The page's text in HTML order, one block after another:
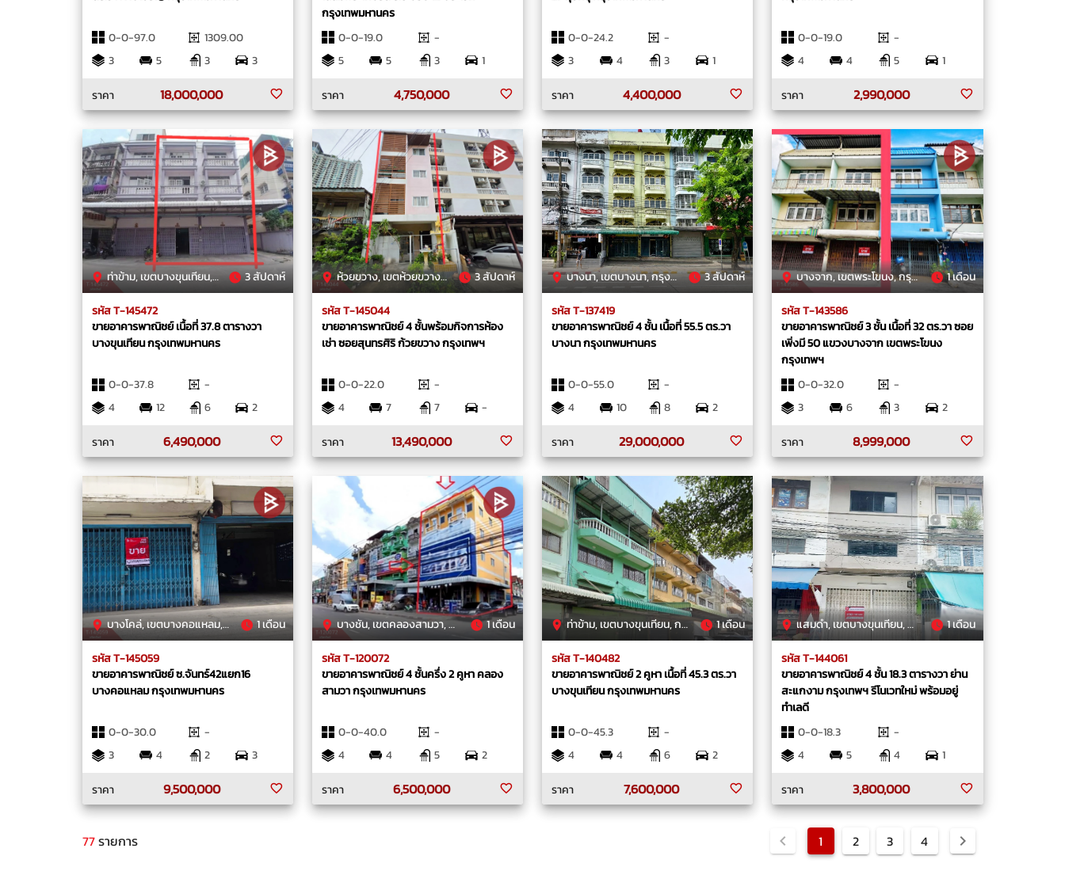
0-0-97.0
1309.00
3
5 3
3
ราคา
18,000,000
กรุงเทพมหานคร
0-0-19.0
-
5
5 3
1
ราคา
4,750,000
0-0-24.2
-
3
4 3
1
ราคา
4,400,000
0-0-19.0
-
4
4 5
1
ราคา
2,990,000
ท่าข้าม, เขตบางขุนเทียน, กรุงเทพมหานคร 3 สัปดาห์
รหัส T-145472
ขายอาคารพาณิชย์ เนื้อที่ 37.8 ตารางวา
บางขุนเทียน กรุงเทพมหานคร
0-0-37.8
-
4
12 6
2
ราคา
6,490,000
ห้วยขวาง, เขตห้วยขวาง, กรุงเทพมหานคร 3 สัปดาห์
รหัส T-145044
ขายอาคารพาณิชย์ 4 ชั้นพร้อมกิจการห้อง
เช่า ซอยสุนทรศิริ ก้วยขวาง กรุงเทพฯ
0-0-22.0
-
4
7 7
-
ราคา
13,490,000
บางนา, เขตบางนา, กรุงเทพมหานคร 3 สัปดาห์
รหัส T-137419
ขายอาคารพาณิชย์ 4 ชั้น เนื้อที่ 55.5 ตร.วา
บางนา กรุงเทพมหานคร
0-0-55.0
-
4
10 8
2
ราคา
29,000,000
บางจาก, เขตพระโขนง, กรุงเทพมหานคร 1 เดือน
รหัส T-143586
ขายอาคารพาณิชย์ 3 ชั้น เนื้อที่ 32 ตร.วา ซอย
เพิ่งมี 50 แขวงบางจาก เขตพระโขนง
กรุงเทพฯ
0-0-32.0
-
3
6 3
2
ราคา
8,999,000
บางโคล่, เขตบางคอแหลม, กรุงเทพมหานคร 1 เดือน
รหัส T-145059
ขายอาคารพาณิชย์ ซ.จันทร์42แยก16
บางคอแหลม กรุงเทพมหานคร
0-0-30.0
-
3
4 2
3
ราคา
9,500,000
บางชัน, เขตคลองสามวา, กรุงเทพมหานคร 1 เดือน
รหัส T-120072
ขายอาคารพาณิชย์ 4 ชั้นครึ่ง 2 คูหา คลอง
สามวา กรุงเทพมหานคร
0-0-40.0
-
4
4 5
2
ราคา
6,500,000
ท่าข้าม, เขตบางขุนเทียน, กรุงเทพมหานคร 1 เดือน
รหัส T-140482
ขายอาคารพาณิชย์ 2 คูหา เนื้อที่ 45.3 ตร.วา
บางขุนเทียน กรุงเทพมหานคร
0-0-45.3
-
4
4 6
2
ราคา
7,600,000
แสมดำ, เขตบางขุนเทียน, กรุงเทพมหานคร 1 เดือน
รหัส T-144061
ขายอาคารพาณิชย์ 4 ชั้น 18.3 ตารางวา ย่าน
สะแกงาม กรุงเทพฯ รีโนเวทใหม่ พร้อมอยู่
ทำเลดี
0-0-18.3
-
4
5 4
1
ราคา
3,800,000
77รายการ 1 2 3 4